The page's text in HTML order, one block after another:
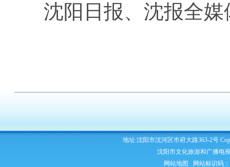
沈阳日报、沈报全
地址:沈阳市沈河区市府大路363-2号
沈阳市文化旅游和广播电
网站地图
网站标识码